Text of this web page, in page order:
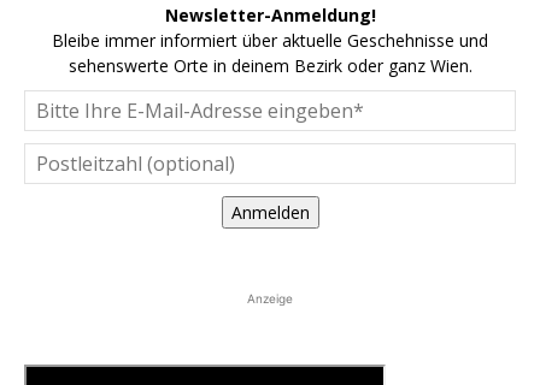
Newsletter-Anmeldung!
Bleibe immer informiert über aktuelle Geschehnisse und
sehenswerte Orte in deinem Bezirk oder ganz Wien.
Anmelden
Anzeige